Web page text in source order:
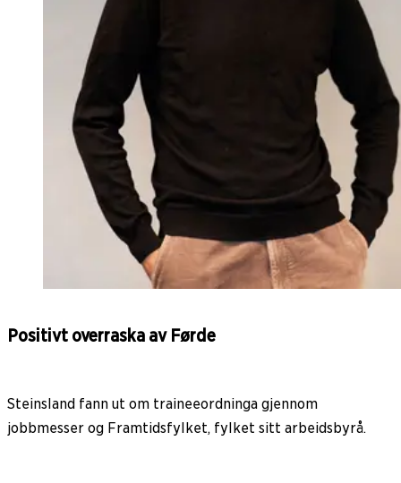
Positivt overraska av Førde
Steinsland fann ut om traineeordninga gjennom
jobbmesser og Framtidsfylket, fylket sitt arbeidsbyrå.